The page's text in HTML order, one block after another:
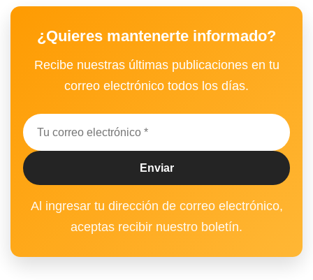
¿Quieres mantenerte informado?
Recibe nuestras últimas publicaciones en tu
correo electrónico todos los días.
Al ingresar tu dirección de correo electrónico,
aceptas recibir nuestro boletín.